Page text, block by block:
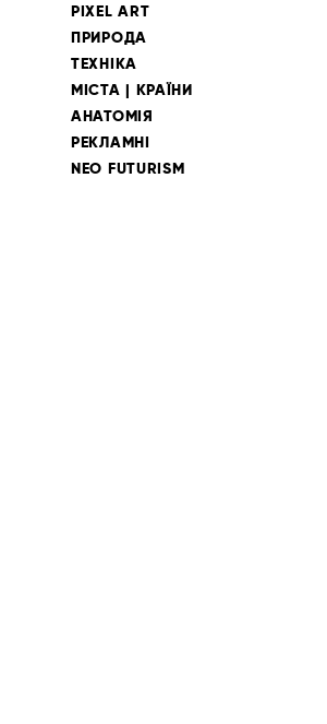
PIXEL ART
ПРИРОДА
ТЕХНІКА
МІСТА | КРАЇНИ
АНАТОМІЯ
РЕКЛАМНІ
NEO FUTURISM